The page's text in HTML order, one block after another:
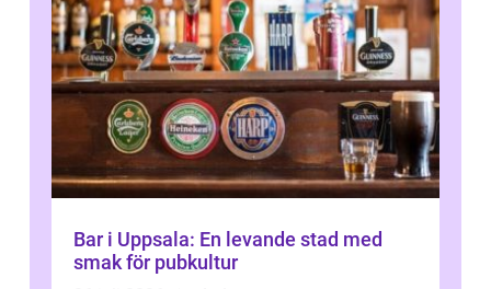
Bar i Uppsala: En levande stad med
smak för pubkultur